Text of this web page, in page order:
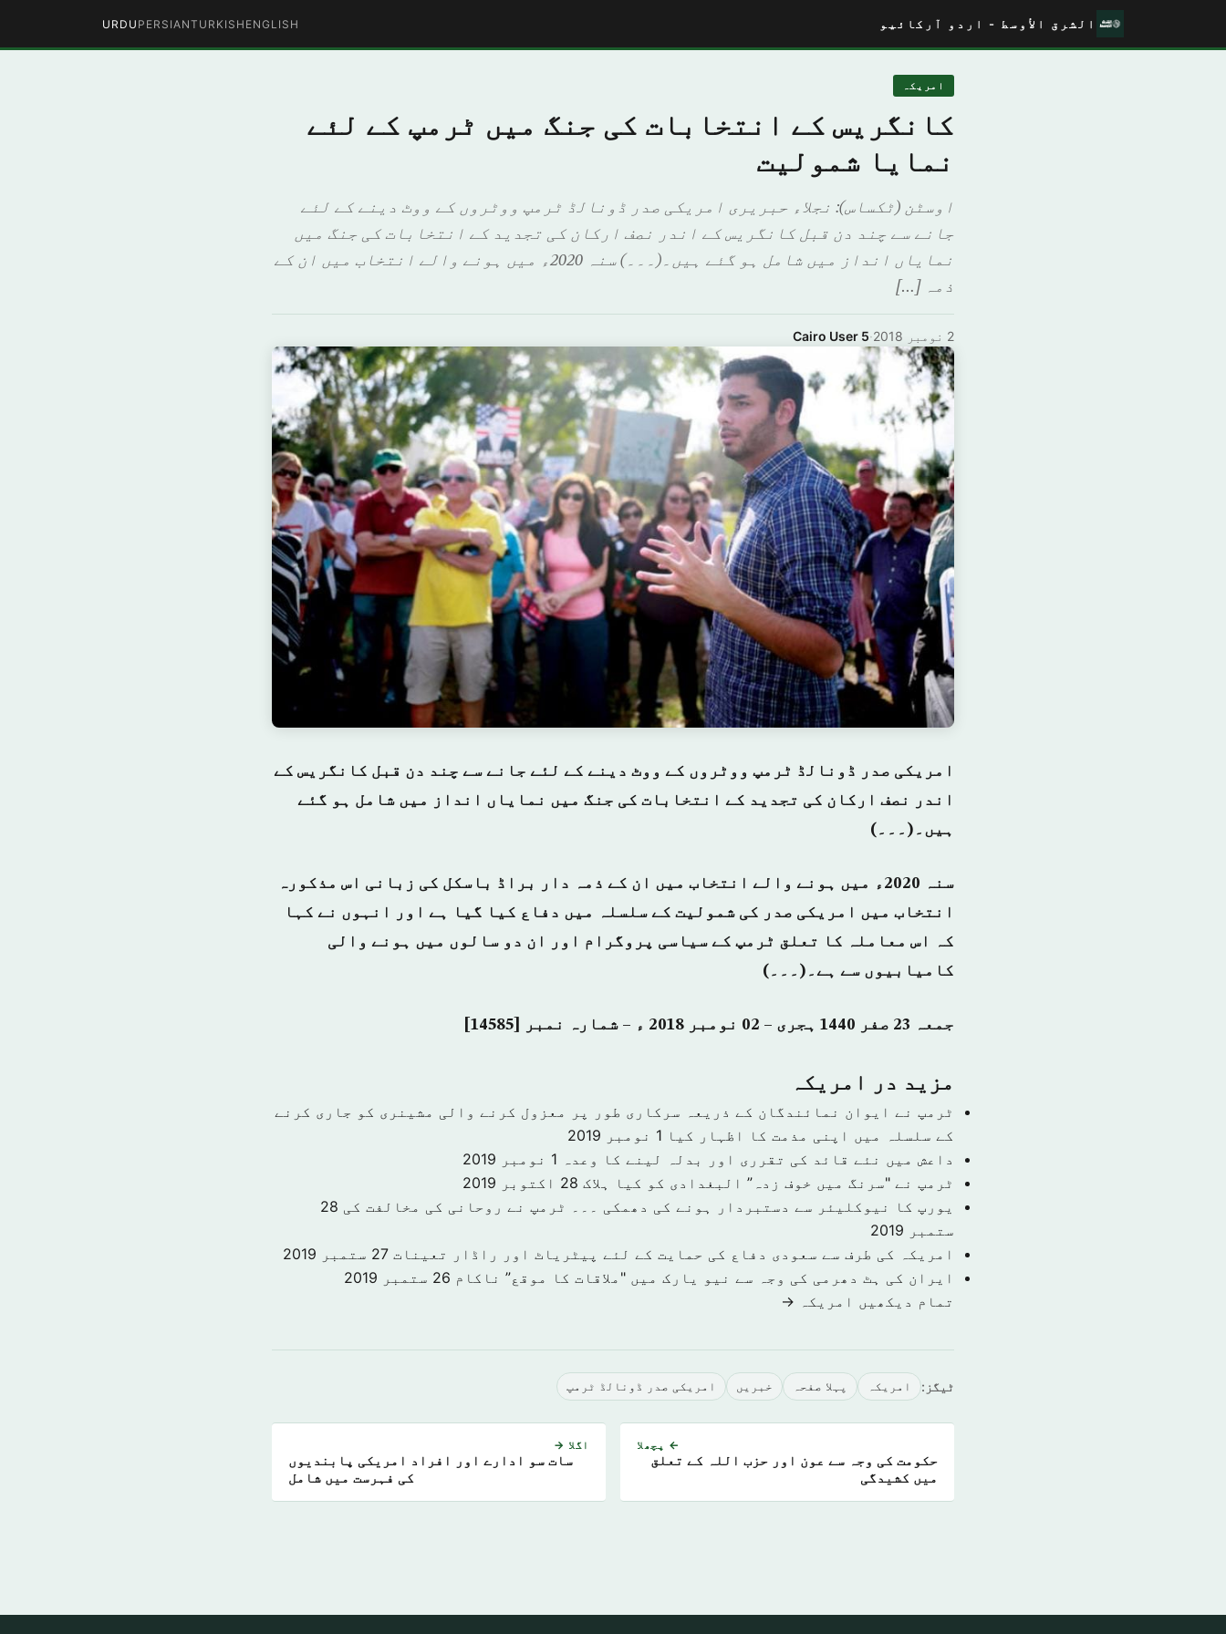
الشرق الأوسط - اردو آرکائیو ENGLISH
TURKISH
PERSIAN
URDU
امريكہ
کانگریس کے انتخابات کی جنگ میں ٹرمپ کے لئے
نمایا شمولیت
اوسٹن (ٹکساس): نجلاء حبریری امریکی صدر ڈونالڈ ٹرمپ ووٹروں کے ووٹ دینے کے لئے
جانے سے چند دن قبل کانگریس کے اندر نصف ارکان کی تجدید کے انتخابات کی جنگ میں
نمایاں انداز میں شامل ہو گئے ہیں۔(۔۔۔) سنہ 2020ء میں ہونے والے انتخاب میں ان کے
ذمہ […]
Cairo User 5· 2 نومبر 2018
امریکی صدر ڈونالڈ ٹرمپ ووٹروں کے ووٹ دینے کے لئے جانے سے چند دن قبل کانگریس کے
اندر نصف ارکان کی تجدید کے انتخابات کی جنگ میں نمایاں انداز میں شامل ہو گئے
ہیں۔(۔۔۔)
سنہ 2020ء میں ہونے والے انتخاب میں ان کے ذمہ دار براڈ باسکل کی زبانی اس مذکورہ
انتخاب میں امریکی صدر کی شمولیت کے سلسلہ میں دفاع کیا گیا ہے اور انہوں نے کہا
کہ اس معاملہ کا تعلق ٹرمپ کے سیاسی پروگرام اور ان دو سالوں میں ہونے والی
کامیابیوں سے ہے۔(۔۔۔)
جمعہ 23 صفر 1440 ہجری – 02 نومبر 2018 ء – شمارہ نمبر [14585]
مزید در امريكہ
ٹرمپ نے ایوان نمائندگان کے ذریعہ سرکاری طور پر معزول کرنے والی مشینری کو جاری کرنے
کے سلسلہ میں اپنی مذمت کا اظہار کیا 1 نومبر 2019
داعش میں نئے قائد کی تقرری اور بدلہ لینے کا وعدہ
1 نومبر 2019
ٹرمپ نے "سرنگ میں خوف زدہ” البغدادی کو کیا ہلاک 28 اکتوبر 2019
یورپ کا نیوکلیئر سے دستبردار ہونے کی دھمکی ۔۔۔ ٹرمپ نے روحانی کی مخالفت کی 28
ستمبر 2019
امریکہ کی طرف سے سعودی دفاع کی حمایت کے لئے پیٹریاٹ اور راڈار تعینات 27 ستمبر 2019
ایران کی ہٹ دھرمی کی وجہ سے نیو یارک میں "ملاقات کا موقع” ناکام 26 ستمبر 2019
تمام دیکھیں امريكہ →
ٹیگز: امريكہ پہلا صفحہ خبريں امریکی صدر ڈونالڈ ٹرمپ
← پچھلا
حکومت کی وجہ سے عون اور حزب اللہ کے تعلق
میں کشیدگی
اگلا →
سات سو ادارے اور افراد امریکی پابندیوں
کی فہرست میں شامل